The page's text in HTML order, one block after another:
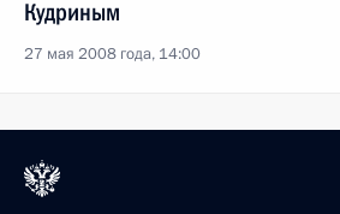
Кудриным
27 мая 2008 года, 14:00